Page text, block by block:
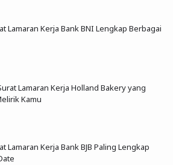
Lamaran Kerja Bank BNI Lengkap Berbagai
Lamaran Kerja Holland Bakery yang
Kamu
Lamaran Kerja Bank BJB Paling Lengkap